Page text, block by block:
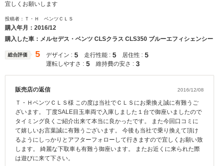
宜しくお願いします
投稿者：Ｔ・Ｈ ベンツＣＬＳ
購入年月： 2016/12
購入した車：メルセデス・ベンツ CLSクラス CLS350 ブルーエフィシェンシー
総合評価 5 デザイン : 5 走行性能 : 5 居住性 : 5
運転しやすさ : 5 維持費の安さ : 3
販売店の返信 2016/12/08
Ｔ・ＨベンツＣＬＳ様 この度は当社でＣＬＳにお乗換え誠に有難うご
ざいます。 丁度SALE目玉車両で入庫しました１台で御座いましたので
タイミング良くご紹介出来て本当に良かったです。 また今回口コミに
て嬉しいお言葉誠に有難うございます。 今後も当社で乗り換えて頂け
るようにしっかりとアフターフォローして行きますので宜しくお願い致
します。 綺麗な下取車も有難う御座います。 またお近くに来られた際
は遊びに来て下さい。